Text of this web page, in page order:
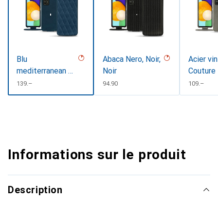
Blu
mediterranean -
Couture
CHF
139.–
Abaca Nero, Noir,
Noir
CHF
94.90
Acier
Couture
CHF
109.–
Informations sur le produit
Description